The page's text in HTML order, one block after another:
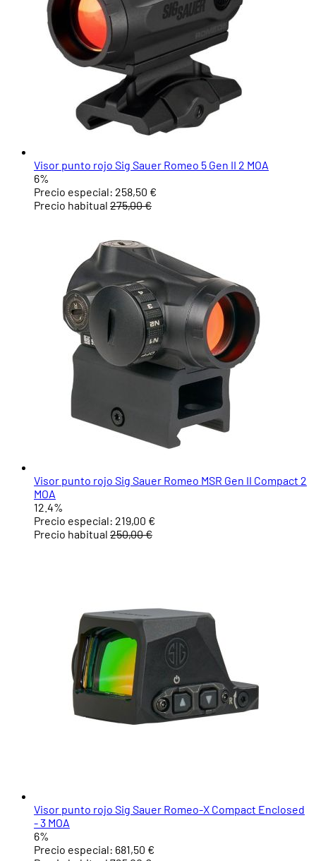
Visor punto rojo Sig Sauer Romeo 5 Gen II 2 MOA
6%
Precio especial: 258,50 €
Precio habitual 275,00 €
Visor punto rojo Sig Sauer Romeo MSR Gen II Compact 2
MOA
12.4%
Precio especial: 219,00 €
Precio habitual 250,00 €
Visor punto rojo Sig Sauer Romeo-X Compact Enclosed
- 3 MOA
6%
Precio especial: 681,50 €